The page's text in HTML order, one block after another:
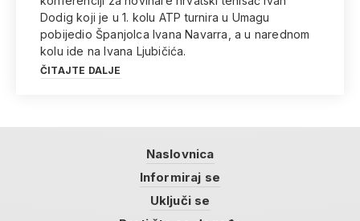
Dodig koji je u 1. kolu ATP turnira u Umagu
pobijedio Španjolca Ivana Navarra, a u narednom
kolu ide na Ivana Ljubičića.
ČITAJTE DALJE
Naslovnica
Informiraj se
Uključi se